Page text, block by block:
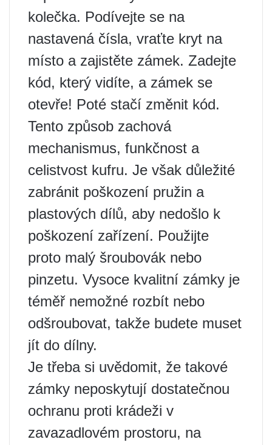
kolečka. Podívejte se na
nastavená čísla, vraťte kryt na
místo a zajistěte zámek. Zadejte
kód, který vidíte, a zámek se
otevře! Poté stačí změnit kód.
Tento způsob zachová
mechanismus, funkčnost a
celistvost kufru. Je však důležité
zabránit poškození pružin a
plastových dílů, aby nedošlo k
poškození zařízení. Použijte
proto malý šroubovák nebo
pinzetu. Vysoce kvalitní zámky je
téměř nemožné rozbít nebo
odšroubovat, takže budete muset
jít do dílny.
Je třeba si uvědomit, že takové
zámky neposkytují dostatečnou
ochranu proti krádeži v
zavazadlovém prostoru, na